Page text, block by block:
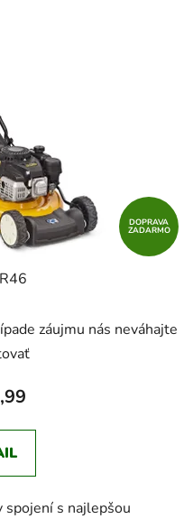
DOPRAVA
ZADARMO
záujmu nás neváhajte
spojení s najlepšou